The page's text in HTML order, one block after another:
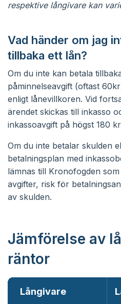
respektive långivare kan
Vad händer om jag
tillbaka ett lån?
Om du inte kan betala
påminnelseavgift (oftast
enligt lånevillkoren. Vid
ärendet skickas till inkasso
inkassoavgift på högst 180
Om du inte betalar skulden
betalningsplan med
lämnas till Kronofogden
avgifter, risk för
av skulden.
Jämförelse av
räntor
Långivare